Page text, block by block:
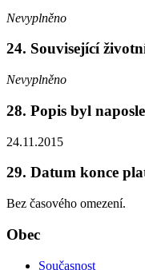
Nevyplněno
24. Související
Nevyplněno
28. Popis byl
24.11.2015
29. Datum konce
Bez časového omezení.
Obec
Současnost